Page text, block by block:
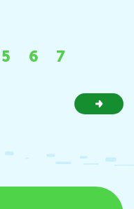
5 6 7